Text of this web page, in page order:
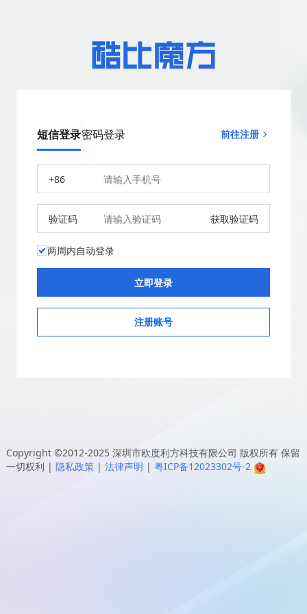
短信登录密码登录 前往注册
+86
验证码 获取验证码
两周内自动登录
注册账号
Copyright ©2012-2025 深圳市欧度利方科技有限公司 版权所有 保留
一切权利 | 隐私政策 | 法律声明 | 粤ICP备12023302号-2